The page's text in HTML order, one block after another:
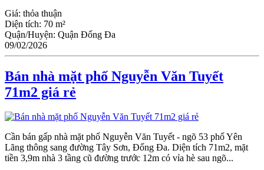
Giá: thỏa thuận
Diện tích: 70 m²
Quận/Huyện: Quận Đống Đa
09/02/2026
Bán nhà mặt phố Nguyễn Văn Tuyết
71m2 giá rẻ
Cần bán gấp nhà mặt phố Nguyễn Văn Tuyết - ngõ 53 phố Yên
Lãng thông sang đường Tây Sơn, Đống Đa. Diện tích 71m2, mặt
tiền 3,9m nhà 3 tầng cũ đường trước 12m có vỉa hè sau ngõ...